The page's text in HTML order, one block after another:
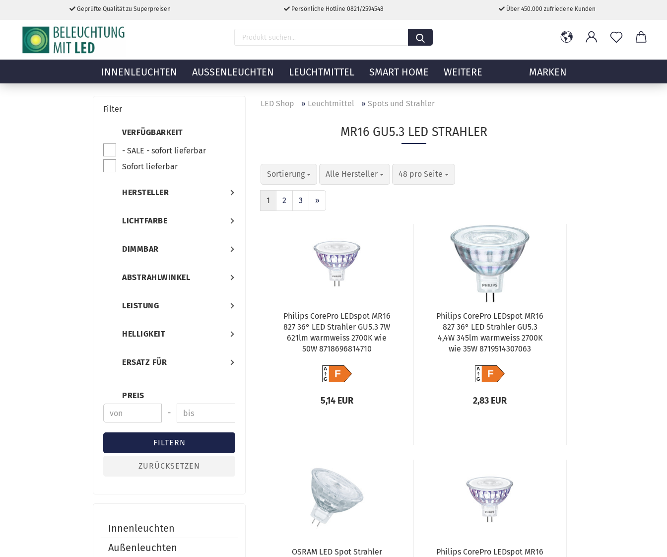
Geprüfte Qualität zu Superpreisen Persönliche Hotline 0821/2594548 Über 450.000 zufriedene Kunden
INNENLEUCHTEN AUSSENLEUCHTEN LEUCHTMITTEL SMART HOME MARKEN
WEITERE
LED Shop » Leuchtmittel »Spots und Strahler
MR16 GU5.3 LED STRAHLER
Sortierung Alle Hersteller 48 pro Seite
1 2 3 »
Philips CorePro LEDspot MR16
827 36° LED Strahler GU5.3 7W
621lm warmweiss 2700K wie
50W 8718696814710
A
GF
5,14 EUR
Philips CorePro LEDspot MR16
827 36° LED Strahler GU5.3
4,4W 345lm warmweiss 2700K
wie 35W 8719514307063
A
GF
2,83 EUR
OSRAM LED Spot Strahler
Philips CorePro LEDspot MR16
Filter
VERFÜGBARKEIT
- SALE - sofort lieferbar
Sofort lieferbar
HERSTELLER
LICHTFARBE
DIMMBAR
ABSTRAHLWINKEL
LEISTUNG
HELLIGKEIT
ERSATZ FÜR
PREIS
-
FILTERN
ZURÜCKSETZEN
Innenleuchten
Außenleuchten